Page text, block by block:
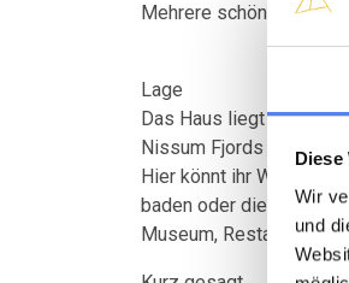
Wir
und
Mehrere schöne
Lage
Das Haus liegt in einer
Nissum Fjords als auch
Hier könnt ihr
baden oder die
Museum, Restaurant